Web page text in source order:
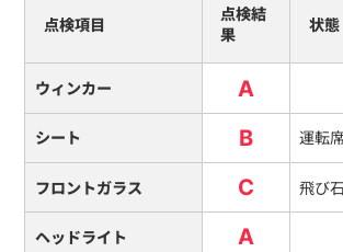
点検項目
点検結
果
状態
ウィンカー A
シート B 運転
フロントガラス C 飛び
ヘッドライト A